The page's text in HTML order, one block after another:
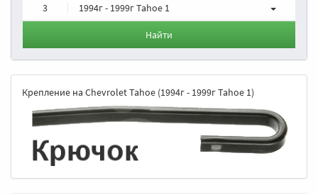
3 1994г - 1999г Tahoe 1
Найти
Крепление на Chevrolet Tahoe (1994г - 1999г Tahoe 1)